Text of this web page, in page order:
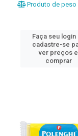
Produto de peso
Faça seu login
cadastre-se
ver preços e
comprar